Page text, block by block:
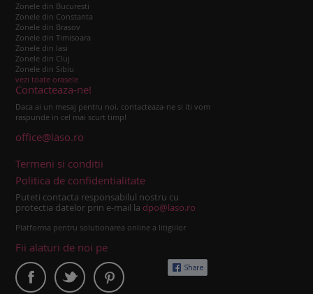
Zonele din Bucuresti
Zonele din Constanta
Zonele din Brasov
Zonele din Timisoara
Zonele din Iasi
Zonele din Cluj
Zonele din Sibiu
vezi toate orasele
Contacteaza-ne!
Daca ai un mesaj pentru noi, contacteaza-ne si iti vom
raspunde in cel mai scurt timp!
office@laso.ro
Termeni si conditii
Politica de confidentialitate
Puteti contacta responsabilul nostru cu
protectia datelor prin e-mail la dpo@laso.ro
Platforma pentru solutionarea online a litigiilor
Fii alaturi de noi pe